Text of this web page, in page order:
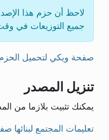
لاحظ أن حزم هذا
جميع التوزيعات في
صفحة ويكي لتحميل
تنزيل المصدر
يمكنك تثبيت بلازما من
تعليمات المجتمع لبنائها